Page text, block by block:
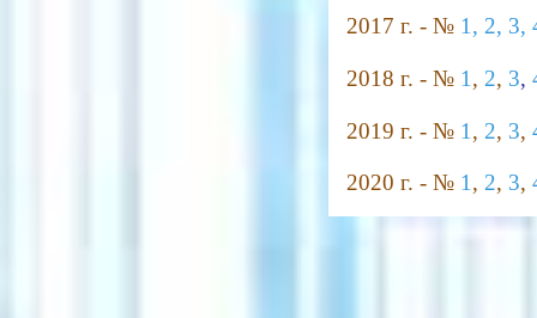
2017 г. - № 1, 2, 3,
2018 г. - № 1 , 2, 3,
2019 г. - № 1 , 2, 3,
2020 г. - № 1 , 2, 3,